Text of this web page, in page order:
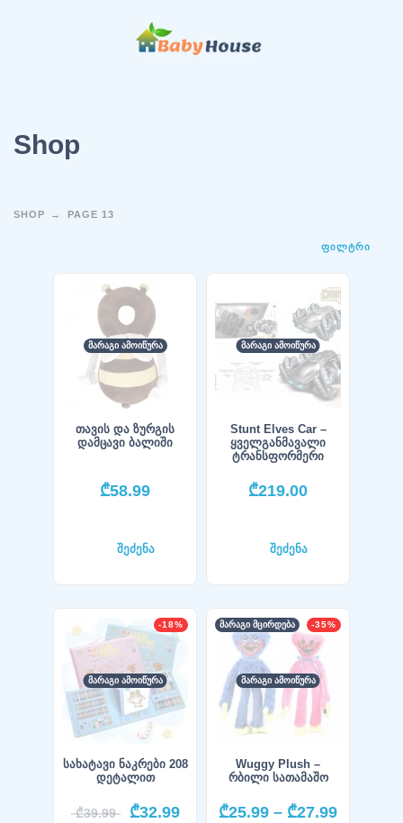
Shop
SHOP PAGE 13
ᲤᲘᲚᲢᲠᲘ
ᲛᲐᲠᲐᲒᲘ ᲐᲛᲝᲘᲬᲣᲠᲐ
თავის და ზურგის
დამცავი ბალიში
₾58.99
შეძენა
ᲛᲐᲠᲐᲒᲘ ᲐᲛᲝᲘᲬᲣᲠᲐ
Stunt Elves Car –
ყველგანმავალი
ტრანსფორმერი
₾219.00
შეძენა
-18%
ᲛᲐᲠᲐᲒᲘ ᲐᲛᲝᲘᲬᲣᲠᲐ
სახატავი ნაკრები 208
დეტალით
₾39.99 ₾32.99
-35%
ᲛᲐᲠᲐᲒᲘ ᲛᲪᲘᲠᲓᲔᲑᲐ
ᲛᲐᲠᲐᲒᲘ ᲐᲛᲝᲘᲬᲣᲠᲐ
Wuggy Plush –
რბილი სათამაშო
₾25.99 – ₾27.99